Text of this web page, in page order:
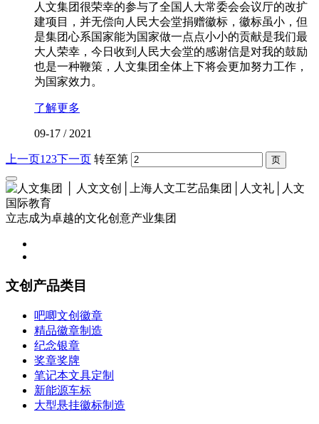
人文集团很荣幸的参与了全国人大常委会会议厅的改扩
建项目，并无偿向人民大会堂捐赠徽标，徽标虽小，但
是集团心系国家能为国家做一点点小小的贡献是我们最
大人荣幸，今日收到人民大会堂的感谢信是对我的鼓励
也是一种鞭策，人文集团全体上下将会更加努力工作，
为国家效力。
了解更多
09-17 / 2021
上一页1 23下一页 转至第
立志成为卓越的文化创意产业集团
文创产品类目
吧唧文创徽章
精品徽章制造
纪念银章
奖章奖牌
笔记本文具定制
新能源车标
大型悬挂徽标制造